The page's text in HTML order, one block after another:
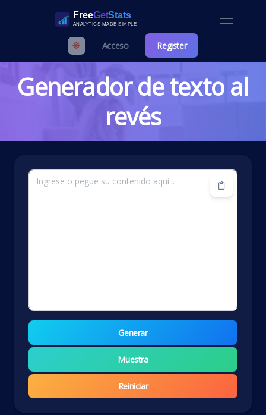
Acceso Register
Generador de texto al
revés
Generar
Muestra
Reiniciar